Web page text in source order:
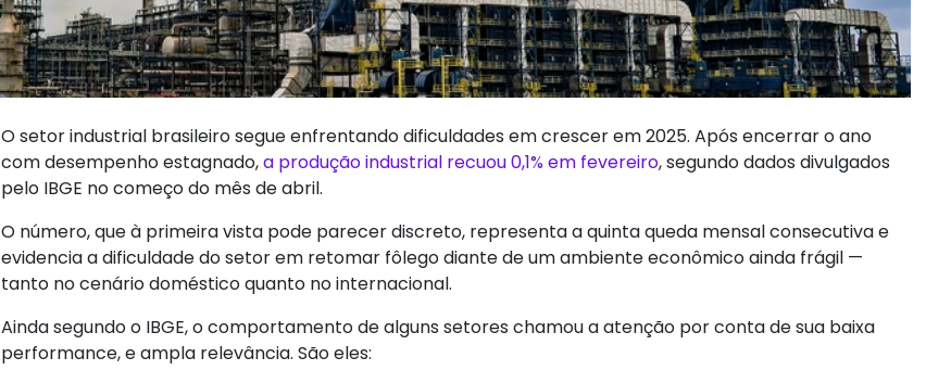
O setor industrial brasileiro segue enfrentando dificuldades em crescer em 2025. Após encerrar o ano
com desempenho estagnado,a produção industrial recuou 0,1% em fevereiro, segundo dados divulgados
pelo IBGE no começo do mês de abril.
O número, que à primeira vista pode parecer discreto, representa a quinta queda mensal consecutiva e
evidencia a dificuldade do setor em retomar fôlego diante de um ambiente econômico ainda frágil —
tanto no cenário doméstico quanto no internacional.
Ainda segundo o IBGE, o comportamento de alguns setores chamou a atenção por conta de sua baixa
performance, e ampla relevância. São eles: